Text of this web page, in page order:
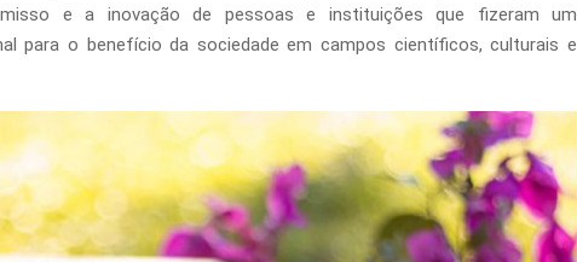
e a inovação de pessoas e instituições que fizeram um
para o benefício da sociedade em campos científicos, culturais e